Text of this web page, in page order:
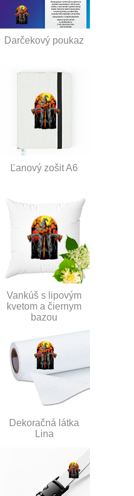
Darčekový poukaz
Ľanový zošit A6
Vankúš s lipovým
kvetom a čiernym
bazou
Dekoračná látka
Lina